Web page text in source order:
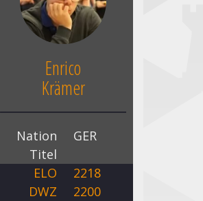
Enrico
Krämer
Nation
GER
Titel
ELO
2218
DWZ
2200